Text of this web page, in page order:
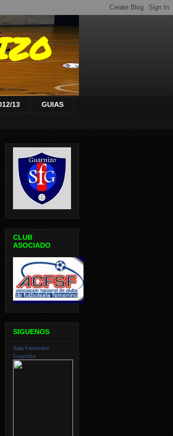
13 GUIAS
CLUB
ASOCIADO
SIGUENOS
Sala Femenino
Guarnizo